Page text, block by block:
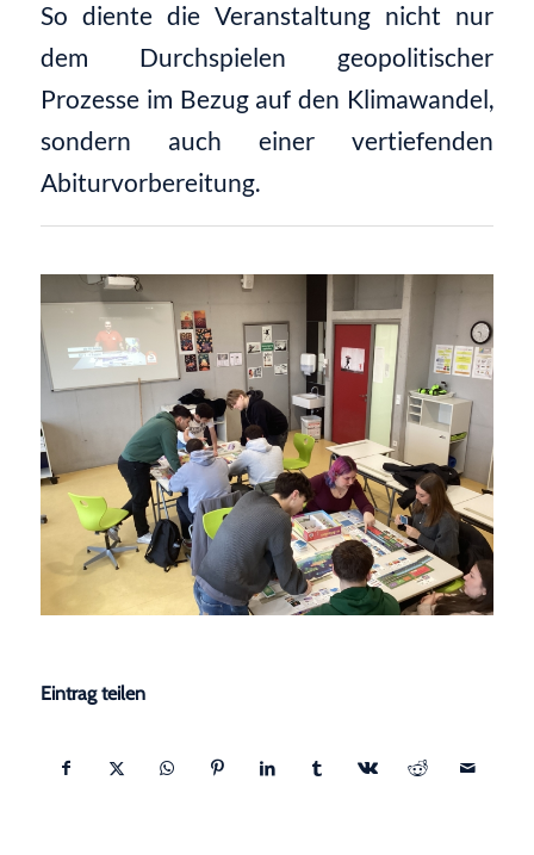
So diente die Veranstaltung nicht nur
dem Durchspielen geopolitischer
Prozesse im Bezug auf den Klimawandel,
sondern auch einer vertiefenden
Abiturvorbereitung.
Eintrag teilen